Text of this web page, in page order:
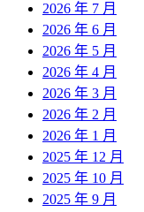
2026 年 7 月
2026 年 6 月
2026 年 5 月
2026 年 4 月
2026 年 3 月
2026 年 2 月
2026 年 1 月
2025 年 12 月
2025 年 10 月
2025 年 9 月